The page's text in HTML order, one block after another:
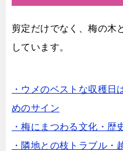
剪定だけでなく、梅の木
しています。
・ウメのベストな収穫日
めのサイン
・梅にまつわる文化・歴
・隣地との枝トラブル